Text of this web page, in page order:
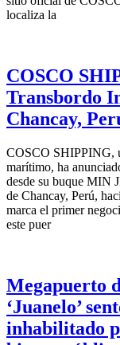
localiza la
COSCO
Transbordo
Chancay,
COSCO SHIPPING,
marítimo, ha
desde su buque MIN
de Chancay, Perú,
marca el primer
este puer
Megapuerto
‘Juanelo’
inhabilitado